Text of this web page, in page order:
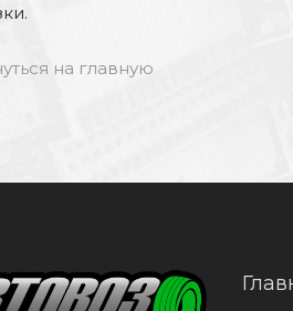
на главную